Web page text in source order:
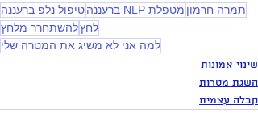
תמרה חרמון מטפלת NLP ברעננה
טיפול נלפ ברעננה
לחץלהשתחרר מלחץ
למה אני לא משיג את המטרה שלי
שינוי אמונות
השגת מטרות
קבלה עצמית